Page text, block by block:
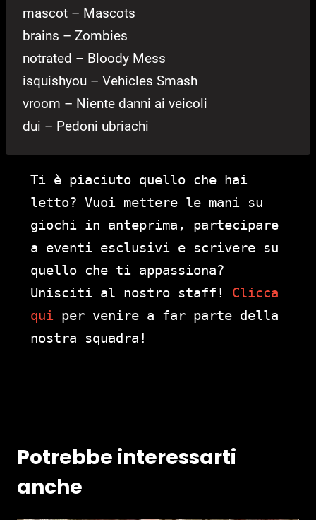
mascot – Mascots
brains – Zombies
notrated – Bloody Mess
isquishyou – Vehicles Smash
vroom – Niente danni ai veicoli
dui – Pedoni ubriachi
Ti è piaciuto quello che hai
letto? Vuoi mettere le mani su
giochi in anteprima, partecipare
a eventi esclusivi e scrivere su
quello che ti appassiona?
Unisciti al nostro staff! Clicca
qui per venire a far parte della
nostra squadra!
Potrebbe interessarti
anche